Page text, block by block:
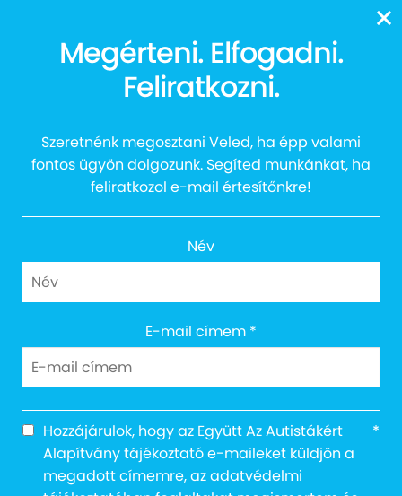
Auttalent 2023 –
Megszületett a döntés
Cím: 1027 Budapest, Margit körút 12.
Email: info@egyuttazautistakert.hu
Adományvonalunk: 13616
Bankszámlaszám: 10300002-13790364-00034905
Megérteni. Elfogadni.
Feliratkozni.
Szeretnénk megosztani Veled, ha épp valami
fontos ügyön dolgozunk. Segíted munkánkat, ha
feliratkozol e-mail értesítőnkre!
Név
E-mail címem *
Hozzájárulok, hogy az Együtt Az Autistákért
Alapítvány tájékoztató e-maileket küldjön a
megadott címemre, az adatvédelmi
*